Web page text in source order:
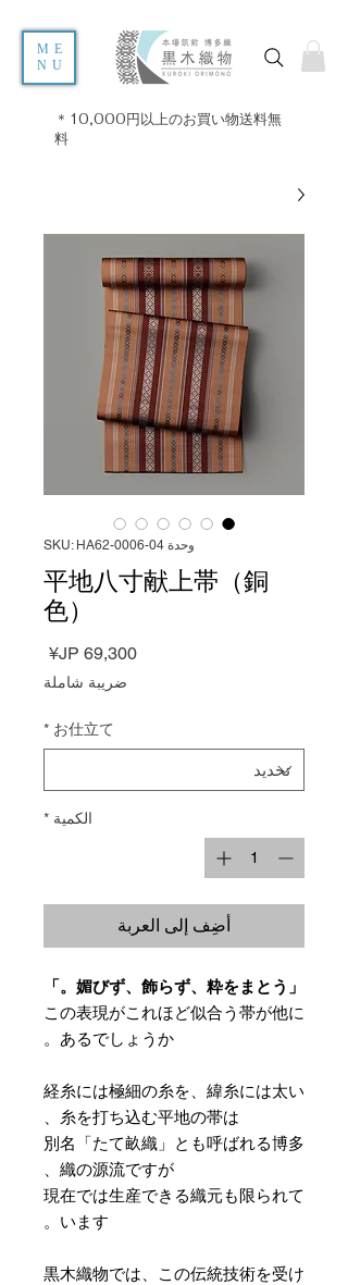
ME
NU
＊10,000円以上のお買い物送料無
料
وحدة SKU: HA62-0006-04
平地八寸献上帯（銅
色）
السعر
ضريبة شاملة
お仕立て
*
الكمية *
أضِف إلى العربة
「媚びず、飾らず、粋をまとう。」
この表現がこれほど似合う帯が他に
あるでしょうか。
経糸には極細の糸を、緯糸には太い
糸を打ち込む平地の帯は、
別名「たて畝織」とも呼ばれる博多
織の源流ですが、
現在では生産できる織元も限られて
います。
黒木織物では、この伝統技術を受け